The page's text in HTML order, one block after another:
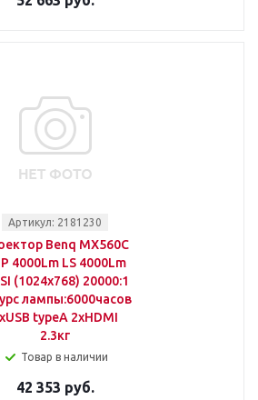
Артикул: 2181230
Benq MX560C
4000Lm LS 4000Lm
(1024x768) 20000:1
лампы:6000часов
typeA 2xHDMI
2.3кг
Товар в наличии
42 353 руб.